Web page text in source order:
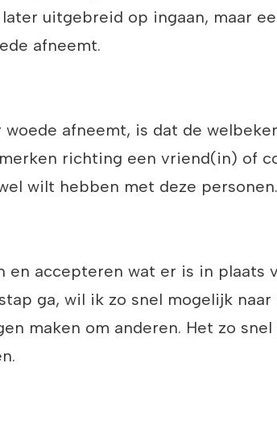
uitgebreid op ingaan, maar
afneemt.
afneemt, is dat de
richting een vriend(in) of
wilt hebben met deze personen.
accepteren wat er is in plaats
ga, wil ik zo snel mogelijk
maken om anderen. Het zo